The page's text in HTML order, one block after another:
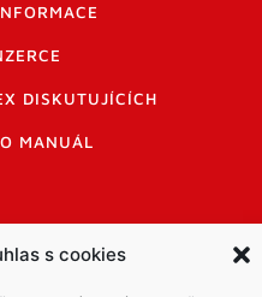
s cookies
DISKUTUJÍCÍCH
MANUÁL